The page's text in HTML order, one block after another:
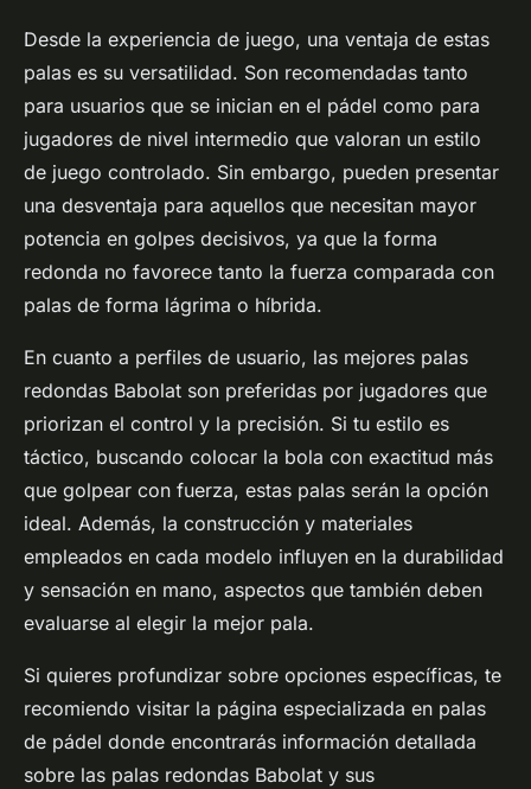
Desde la experiencia de juego, una ventaja de estas
palas es su versatilidad. Son recomendadas tanto
para usuarios que se inician en el pádel como para
jugadores de nivel intermedio que valoran un estilo
de juego controlado. Sin embargo, pueden presentar
una desventaja para aquellos que necesitan mayor
potencia en golpes decisivos, ya que la forma
redonda no favorece tanto la fuerza comparada con
palas de forma lágrima o híbrida.
En cuanto a perfiles de usuario, las mejores palas
redondas Babolat son preferidas por jugadores que
priorizan el control y la precisión. Si tu estilo es
táctico, buscando colocar la bola con exactitud más
que golpear con fuerza, estas palas serán la opción
ideal. Además, la construcción y materiales
empleados en cada modelo influyen en la durabilidad
y sensación en mano, aspectos que también deben
evaluarse al elegir la mejor pala.
Si quieres profundizar sobre opciones específicas, te
recomiendo visitar la página especializada en palas
de pádel donde encontrarás información detallada
sobre las palas redondas Babolat y sus